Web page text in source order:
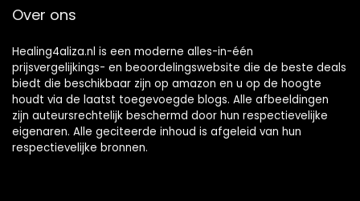
Over ons
Healing4aliza.nl is een moderne alles-in-één
prijsvergelijkings- en beoordelingswebsite die de beste deals
biedt die beschikbaar zijn op amazon en u op de hoogte
houdt via de laatst toegevoegde blogs. Alle afbeeldingen
zijn auteursrechtelijk beschermd door hun respectievelijke
eigenaren. Alle geciteerde inhoud is afgeleid van hun
respectievelijke bronnen.